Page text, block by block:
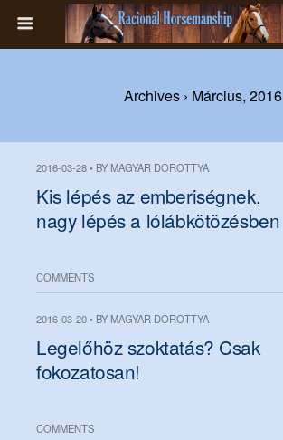
Archives › Március, 2016
2016-03-28 • BY MAGYAR DOROTTYA
Kis lépés az emberiségnek,
nagy lépés a lólábkötözésben
COMMENTS
2016-03-20 • BY MAGYAR DOROTTYA
Legelőhöz szoktatás? Csak
fokozatosan!
COMMENTS